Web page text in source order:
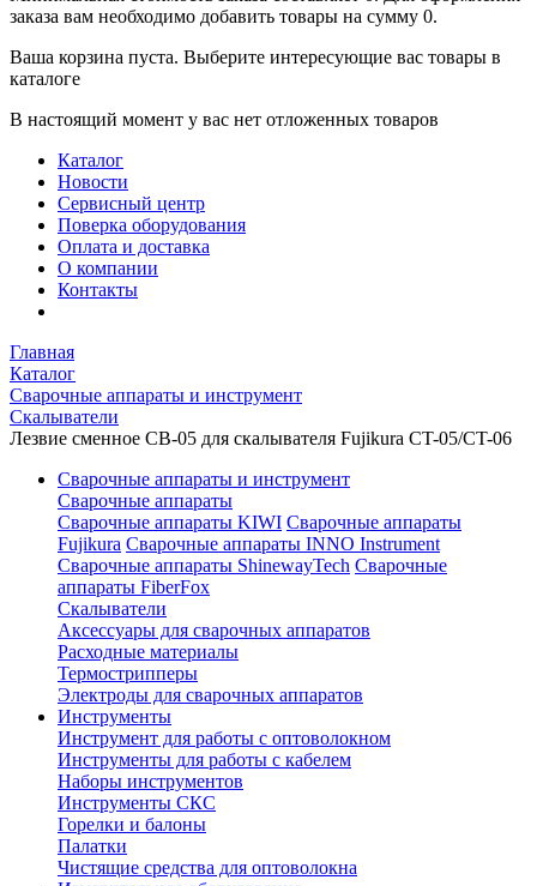
заказа вам необходимо добавить товары на сумму 0.
Ваша корзина пуста. Выберите интересующие вас товары в
каталоге
В настоящий момент у вас нет отложенных товаров
Каталог
Новости
Сервисный центр
Поверка оборудования
Оплата и доставка
О компании
Контакты
Главная
Каталог
Сварочные аппараты и инструмент
Скалыватели
Лезвие сменное CB-05 для скалывателя Fujikura CT-05/CT-06
Сварочные аппараты и инструмент
Сварочные аппараты
Сварочные аппараты KIWI Сварочные аппараты
Fujikura Сварочные аппараты INNO Instrument
Сварочные аппараты ShinewayTech Cварочные
аппараты FiberFox
Скалыватели
Аксессуары для сварочных аппаратов
Расходные материалы
Термострипперы
Электроды для сварочных аппаратов
Инструменты
Инструмент для работы с оптоволокном
Инструменты для работы с кабелем
Наборы инструментов
Инструменты СКС
Горелки и балоны
Палатки
Чистящие средства для оптоволокна